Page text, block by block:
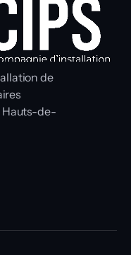
de
Hauts-de-